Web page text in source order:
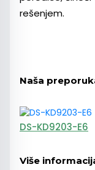
rešenjem.
Naša
DS-KD9203-E6
Više